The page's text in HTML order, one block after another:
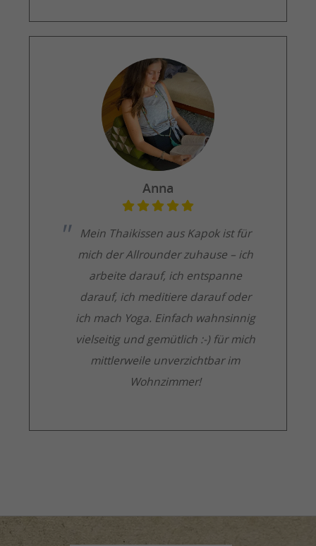
Mein Thaikissen aus Kapok ist für
mich der Allrounder zuhause – ich
arbeite darauf, ich entspanne
darauf, ich meditiere darauf oder
ich mach Yoga. Einfach wahnsinnig
vielseitig und gemütlich :-) für mich
mittlerweile unverzichtbar im
Wohnzimmer!
Anna